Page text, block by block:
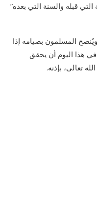
قبله والسنة التي بعده”
المسلمون بصيامه إذا
هذا اليوم أن يحقق
تعالى، بإذنه.